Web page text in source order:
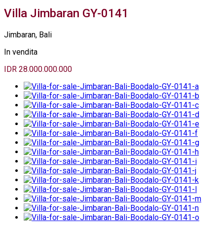
Villa Jimbaran GY-0141
Jimbaran, Bali
In vendita
IDR 28.000.000.000